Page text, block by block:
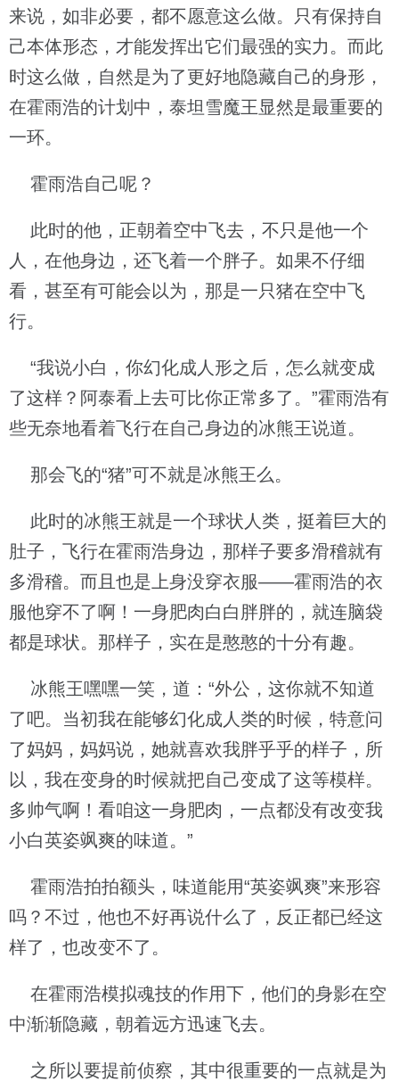
来说，如非必要，都不愿意这么做。只有保持自
己本体形态，才能发挥出它们最强的实力。而此
时这么做，自然是为了更好地隐藏自己的身形，
在霍雨浩的计划中，泰坦雪魔王显然是最重要的
一环。
霍雨浩自己呢？
此时的他，正朝着空中飞去，不只是他一个
人，在他身边，还飞着一个胖子。如果不仔细
看，甚至有可能会以为，那是一只猪在空中飞
行。
“我说小白，你幻化成人形之后，怎么就变成
了这样？阿泰看上去可比你正常多了。”霍雨浩有
些无奈地看着飞行在自己身边的冰熊王说道。
那会飞的“猪”可不就是冰熊王么。
此时的冰熊王就是一个球状人类，挺着巨大的
肚子，飞行在霍雨浩身边，那样子要多滑稽就有
多滑稽。而且也是上身没穿衣服——霍雨浩的衣
服他穿不了啊！一身肥肉白白胖胖的，就连脑袋
都是球状。那样子，实在是憨憨的十分有趣。
冰熊王嘿嘿一笑，道：“外公，这你就不知道
了吧。当初我在能够幻化成人类的时候，特意问
了妈妈，妈妈说，她就喜欢我胖乎乎的样子，所
以，我在变身的时候就把自己变成了这等模样。
多帅气啊！看咱这一身肥肉，一点都没有改变我
小白英姿飒爽的味道。”
霍雨浩拍拍额头，味道能用“英姿飒爽”来形容
吗？不过，他也不好再说什么了，反正都已经这
样了，也改变不了。
在霍雨浩模拟魂技的作用下，他们的身影在空
中渐渐隐藏，朝着远方迅速飞去。
之所以要提前侦察，其中很重要的一点就是为